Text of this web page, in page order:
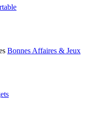
Bonnes Affaires & Jeux